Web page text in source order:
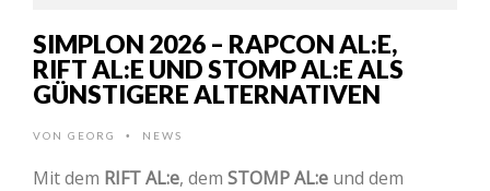
SIMPLON 2026 – RAPCON AL:E,
RIFT AL:E UND STOMP AL:E ALS
GÜNSTIGERE ALTERNATIVEN
VON GEORG • NEWS
Mit dem RIFT AL:e, dem STOMP AL:e und dem